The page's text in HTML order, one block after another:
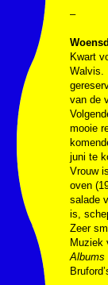
–
Kwart
Walvis.
van de
mooie
juni te
Vrouw
oven
salade
is,
Zeer
Muziek
Albums